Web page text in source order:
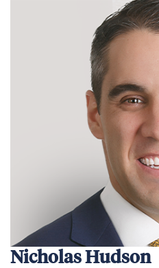
Nicholas Hudson